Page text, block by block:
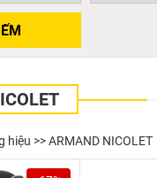
hiệu >> ARMAND NICOLET